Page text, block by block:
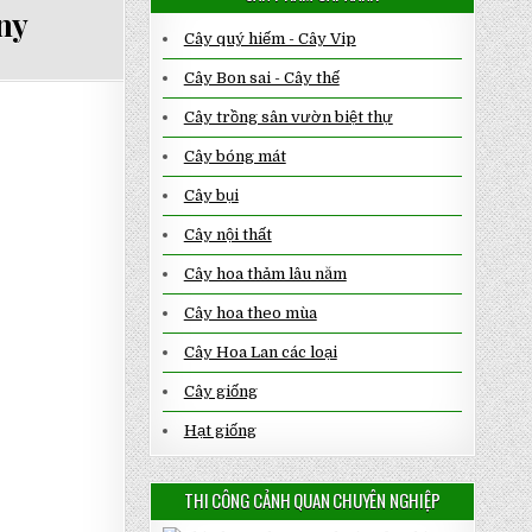
Cây quý hiếm - Cây Vip
Cây Bon sai - Cây thế
Cây trồng sân vườn biệt thự
Cây bóng mát
Cây bụi
Cây nội thất
Cây hoa thảm lâu năm
Cây hoa theo mùa
Cây Hoa Lan các loại
Cây giống
Hạt giống
THI CÔNG CẢNH QUAN CHUYÊN NGHIỆP